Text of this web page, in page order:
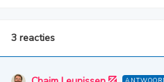
3 reacties